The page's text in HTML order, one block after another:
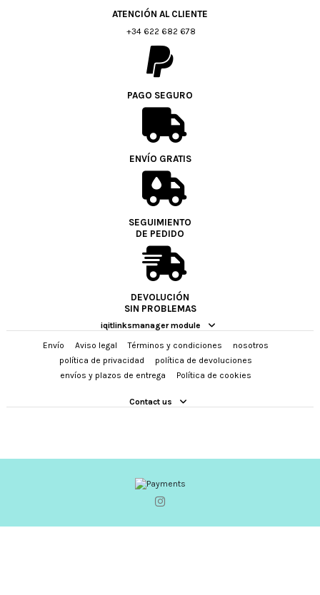
ATENCIÓN AL CLIENTE
+34 622 682 678
PAGO SEGURO
ENVÍO GRATIS
SEGUIMIENTO
DE PEDIDO
DEVOLUCIÓN
SIN PROBLEMAS
iqitlinksmanager module
Envío
Aviso legal Términos y condiciones
nosotros
política de privacidad
política de devoluciones
envíos y plazos de entrega
Política de cookies
Contact us